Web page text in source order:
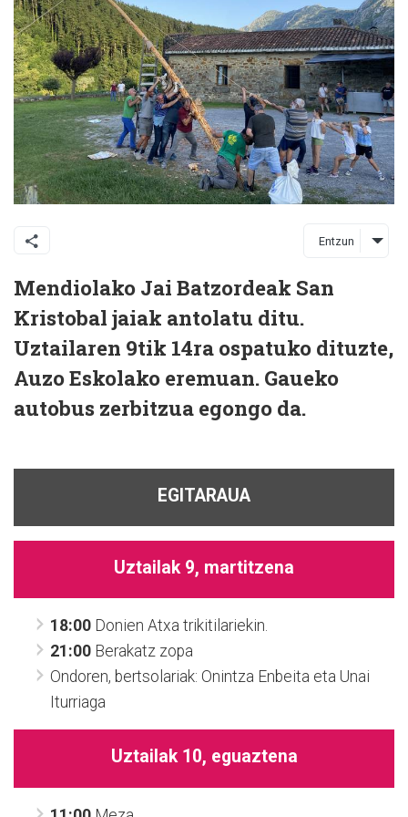
Entzun
Mendiolako Jai Batzordeak San
Kristobal jaiak antolatu ditu.
Uztailaren 9tik 14ra ospatuko dituzte,
Auzo Eskolako eremuan. Gaueko
autobus zerbitzua egongo da.
EGITARAUA
Uztailak 9, martitzena
18:00 Donien Atxa trikitilariekin.
21:00 Berakatz zopa
Ondoren, bertsolariak: Onintza Enbeita eta Unai
Iturriaga
Uztailak 10, eguaztena